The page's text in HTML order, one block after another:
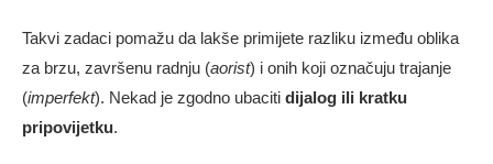
Takvi zadaci pomažu da lakše primijete razliku između oblika
za brzu, završenu radnju (aorist) i onih koji označuju trajanje
(imperfekt). Nekad je zgodno ubaciti dijalog ili kratku
pripovijetku.